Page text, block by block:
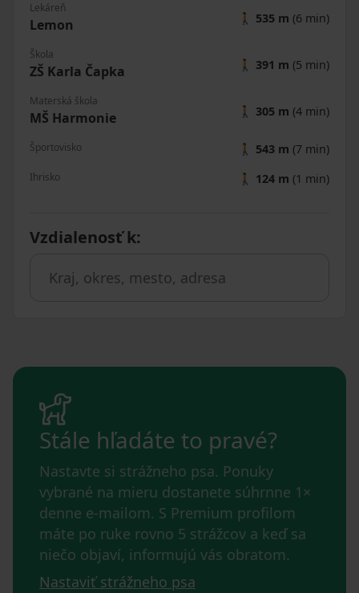
Lekáreň
Lemon 🚶 535 m (6 min)
Škola
ZŠ Karla Čapka 🚶 391 m (5 min)
Materská škola
MŠ Harmonie 🚶 305 m (4 min)
Športovisko 🚶 543 m (7 min)
Ihrisko 🚶 124 m (1 min)
Vzdialenosť k:
Stále hľadáte to pravé?
Nastavte si strážneho psa. Ponuky
vybrané na mieru dostanete súhrnne 1×
denne e-mailom. S Premium profilom
máte po ruke rovno 5 strážcov a keď sa
niečo objaví, informujú vás obratom.
Nastaviť strážneho psa